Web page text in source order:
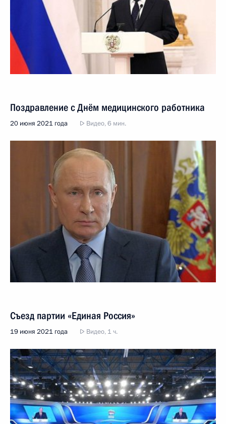
Поздравление с Днём медицинского работника
20 июня 2021 года Видео, 6 мин.
Съезд партии «Единая Россия»
19 июня 2021 года Видео, 1 ч.